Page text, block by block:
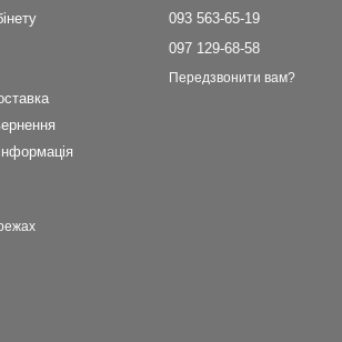
093 563-65-19
097 129-68-58
Передзвонити вам?